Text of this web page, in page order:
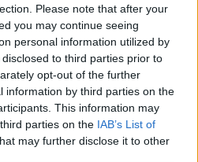
Please note that after your
you may continue seeing
personal information utilized by
to third parties prior to
opt-out of the further
information by third parties on the
This information may
parties on the IAB’s List of
may further disclose it to other
lehet minősített
helyed?